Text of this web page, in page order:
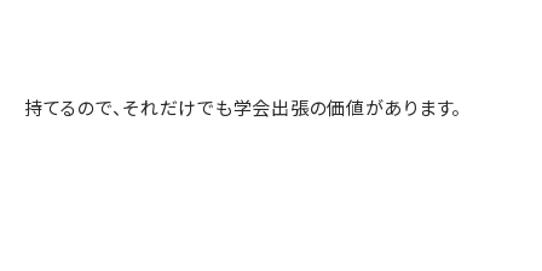
持てるので、それだけでも学会出張の価値があります。